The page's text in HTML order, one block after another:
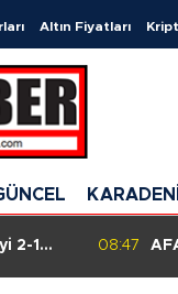
Altın Fiyatları
4,5